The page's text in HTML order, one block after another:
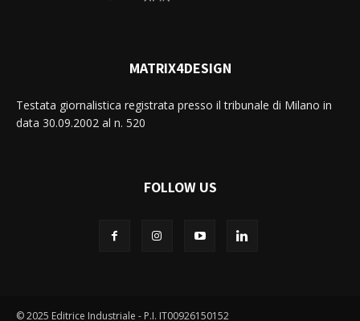
MATRIX4DESIGN
Testata giornalistica registrata presso il tribunale di Milano in
data 30.09.2002 al n. 520
FOLLOW US
© 2025 Editrice Industriale - P.I. IT00926150152